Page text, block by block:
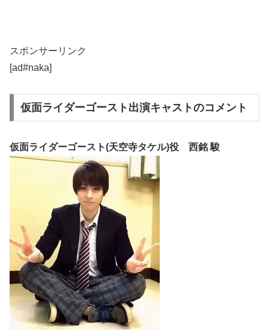
スポンサーリンク
[ad#naka]
仮面ライダーゴースト出演キャストのコメント
仮面ライダーゴースト(天空寺タケル)役 西銘 駿